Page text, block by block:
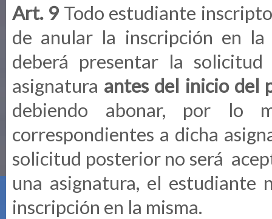
Art. 9Todo estudiante
de anular la inscripción en
deberá presentar la
asignatura antes del inicio del
debiendo abonar, por lo
correspondientes a dicha
solicitud posterior no será
una asignatura, el
inscripción en la misma.